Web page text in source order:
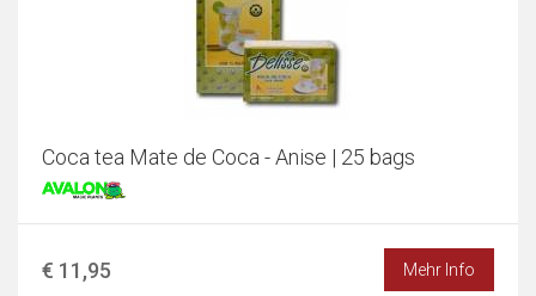
Coca tea Mate de Coca - Anise | 25 bags
€ 11,95 Mehr Info